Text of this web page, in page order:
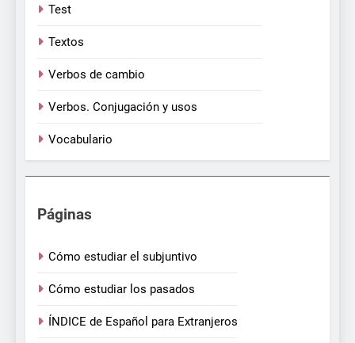
Test
Textos
Verbos de cambio
Verbos. Conjugación y usos
Vocabulario
Páginas
Cómo estudiar el subjuntivo
Cómo estudiar los pasados
ÍNDICE de Español para Extranjeros